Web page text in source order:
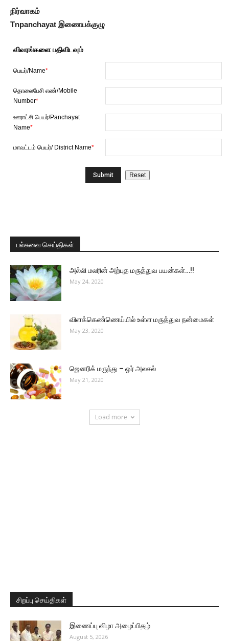
நிர்வாகம்
Tnpanchayat இணையக்குழு
விவரங்களை பதிவிடவும்
பெயர்/Name*
தொலைபேசி எண்/Mobile
Number*
ஊராட்சி பெயர்/Panchayat
Name*
மாவட்டம் பெயர்/ District Name*
பல்சுவை செய்திகள்
அல்லி மலரின் அற்புத மருத்துவ பயன்கள்…!!
May 24, 2020
விளக்கெண்ணெய்யில் உள்ள மருத்துவ நன்மைகள்
May 23, 2020
ஜெனரிக் மருந்து – ஓர் அலசல்
May 21, 2020
Load more
சிறப்பு செய்திகள்
இணைப்பு விழா அழைப்பிதழ்
August 5, 2026